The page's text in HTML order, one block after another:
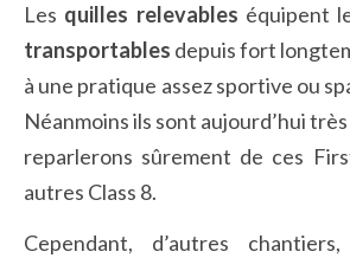
Les quilles relevables équipent
transportables depuis fort
à une pratique assez sportive ou
Néanmoins ils sont aujourd’hui
reparlerons sûrement de ces
autres Class 8.
Cependant, d’autres